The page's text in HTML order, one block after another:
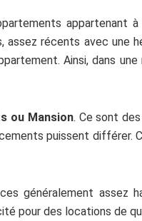
appartenant à
assez récents avec une
Ainsi, dans
ou Mansion. Ce sont
puissent différer.
généralement assez
pour des locations de